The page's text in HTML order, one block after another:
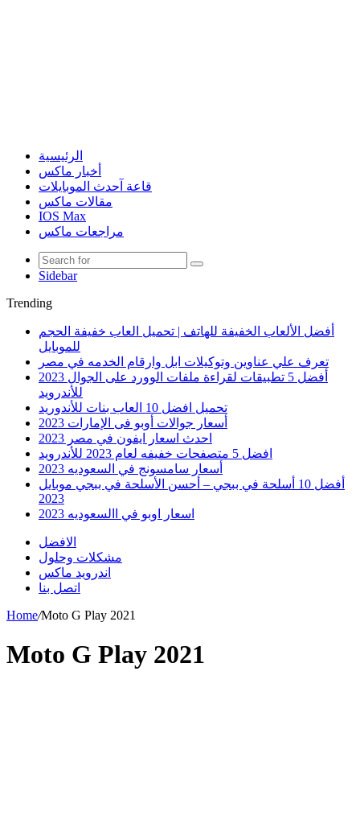
الرئيسية
أخبار ماكس
قاعة آحدث الموبايلات
مقالات ماكس
IOS Max
مراجعات ماكس
Sidebar
Trending
أفضل الألعاب الخفيفة للهاتف | تحميل العاب خفيفة الحجم
للموبايل
تعرف علي عناوين وتوكيلات ابل وارقام الخدمه في مصر
أفضل 5 تطبيقات لقراءة ملفات الوورد على الجوال 2023
للأندرويد
تحميل افضل 10 العاب بنات للأندوريد
أسعار جوالات أوبو فى الإمارات 2023
احدث اسعار ايفون في مصر 2023
افضل 5 متصفحات خفيفه لعام 2023 للأندرويد
أسعار سامسونج في السعوديه 2023
أفضل 10 أسلحة في ببجي – أحسن الأسلحة في ببجي موبايل
2023
اسعار اوبو في االسعوديه 2023
الافضل
مشكلات وحلول
اندرويد ماكس
اتصل بنا
Home/Moto G Play 2021
Moto G Play 2021